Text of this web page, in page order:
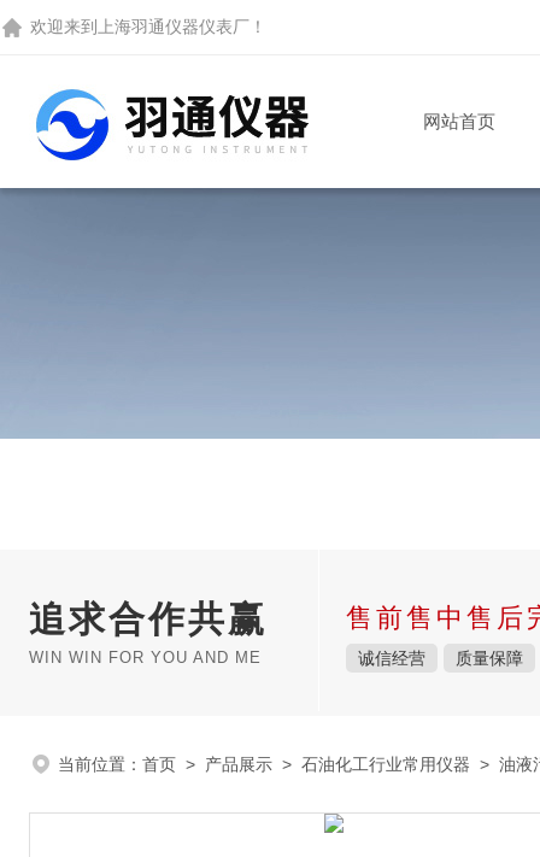
欢迎来到 上海羽通仪器仪表厂 ！
网站首页
追求合作共赢
WIN WIN FOR YOU AND ME
售前售中售后
诚信经营 质量保障
当前位置： 首页 > 产品展示 > 石油化工行业常用仪器 > 油液